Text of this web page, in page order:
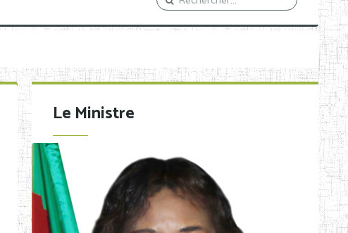
Gestion du Personnel
Demande de subvention
Le Ministre